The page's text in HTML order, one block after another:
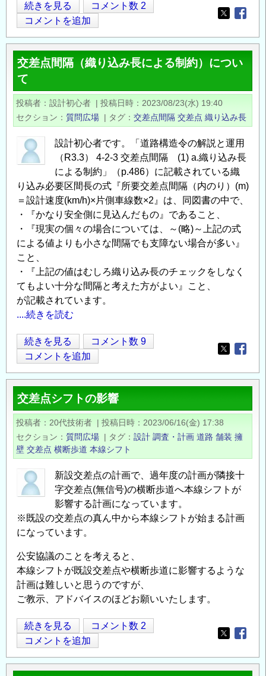
交
差
点
に
お
け
る
信
号
機
の
置
場
所
の
続きを見る
コメント数 2
コメントを追加
Opens in
交差点間隔（織り込み長による制約）につい
て
投稿者 設計初心者 | 投稿日時
2023/08/23(水) 19:40
セクション
質問広場 | タグ 交差点間隔 交差点 織り込み長
設計初心者です。「道路構造令の解説と運用
（R3.3） 4-2-3 交差点間隔 (1) a.織り込み長
による制約」（p.486）に記載されている織
り込み必要区間長の式『所要交差点間隔（内のり）(m)
＝設計速度(km/h)×片側車線数×2』は、同図書の中で、
・『かなり安全側に見込んだもの』であること、
・『現実の個々の場合については、～(略)～上記の式
による値よりも小さな間隔でも支障ない場合が多い』
こと、
・『上記の値はむしろ織り込み長のチェックをしなく
てもよい十分な間隔と考えた方がよい』こと、
が記載されています。
....続きを読む
交
差
点
間
隔
（織
込
み
長
に
る
制
約）
に
つ
い
の
続きを見る
コメント数 9
コメントを追加
Opens in
交差点シフトの影響
投稿者 20代技術者 | 投稿日時
2023/06/16(金) 17:38
セクション
質問広場 | タグ 設計 調査・計画 道路 舗装 擁
壁 交差点 横断歩道 本線シフト
新設交差点の計画で、過年度の計画が隣接十
字交差点(無信号)の横断歩道へ本線シフトが
影響する計画になっています。
※既設の交差点の真ん中から本線シフトが始まる計画
になっています。
公安協議のことを考えると、
本線シフトが既設交差点や横断歩道に影響するような
計画は難しいと思うのですが、
ご教示、アドバイスのほどお願いいたします。
交
差
点
シ
続きを見る
コメント数 2
コメントを追加
Opens in